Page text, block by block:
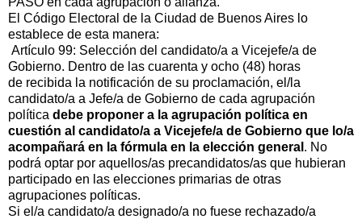
El Código Electoral de la Ciudad de Buenos Aires lo
establece de esta manera:
Artículo 99: Selección del candidato/a a Vicejefe/a de
Gobierno. Dentro de las cuarenta y ocho (48) horas
de recibida la notificación de su proclamación, el/la
candidato/a a Jefe/a de Gobierno de cada agrupación
política debe proponer a la agrupación política en
cuestión al candidato/a a Vicejefe/a de Gobierno que lo/a
acompañará en la fórmula en la elección general . No
podrá optar por aquellos/as precandidatos/as que hubieran
participado en las elecciones primarias de otras
agrupaciones políticas.
Si el/a candidato/a designado/a no fuese rechazado/a